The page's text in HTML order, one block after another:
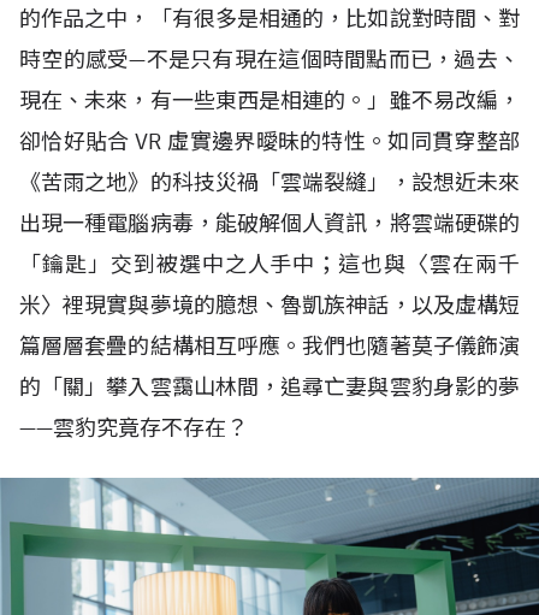
的作品之中，「有很多是相通的，比如說對時間、對
時空的感受—不是只有現在這個時間點而已，過去、
現在、未來，有一些東西是相連的。」雖不易改編，
卻恰好貼合 VR 虛實邊界曖昧的特性。如同貫穿整部
《苦雨之地》的科技災禍「雲端裂縫」，設想近未來
出現一種電腦病毒，能破解個人資訊，將雲端硬碟的
「鑰匙」交到被選中之人手中；這也與〈雲在兩千
米〉裡現實與夢境的臆想、魯凱族神話，以及虛構短
篇層層套疊的結構相互呼應。我們也隨著莫子儀飾演
的「關」攀入雲靄山林間，追尋亡妻與雲豹身影的夢
——雲豹究竟存不存在？